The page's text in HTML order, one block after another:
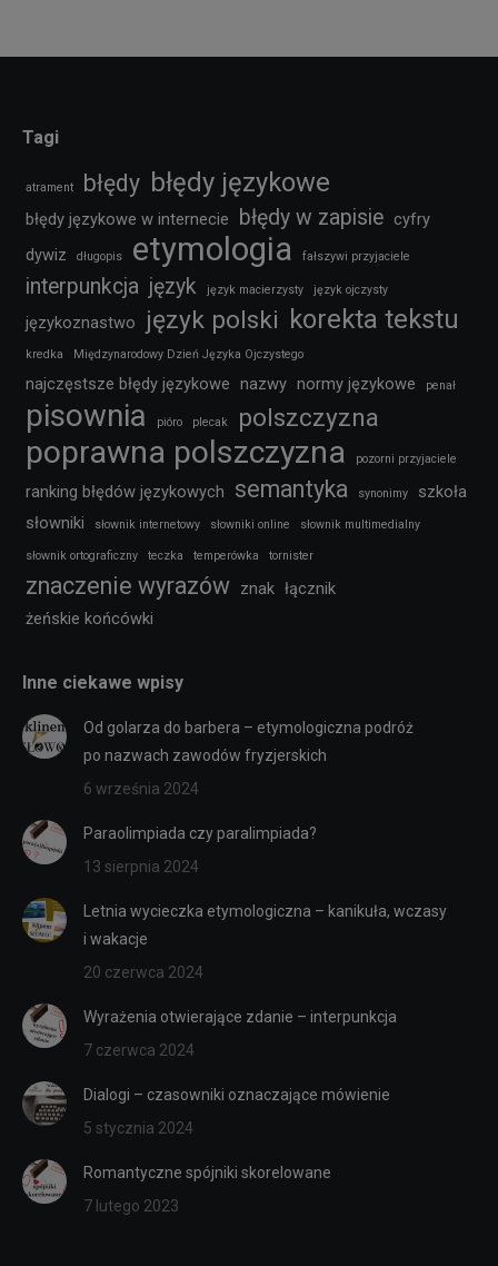
Tagi
atrament błędy błędy językowe
błędy językowe w internecie błędy w zapisie cyfry
dywiz
długopis etymologia fałszywi przyjaciele
interpunkcja język język macierzysty język ojczysty
językoznastwo język polski korekta tekstu
kredka Międzynarodowy Dzień Języka Ojczystego
najczęstsze błędy językowe nazwy normy językowe penał
pisownia pióro plecak polszczyzna
poprawna polszczyzna pozorni przyjaciele
ranking błędów językowych semantyka synonimy
szkoła
słowniki
słownik internetowy słowniki online słownik multimedialny
słownik ortograficzny teczka temperówka tornister
znaczenie wyrazów znak łącznik
żeńskie końcówki
Inne ciekawe wpisy
Od golarza do barbera – etymologiczna podróż
po nazwach zawodów fryzjerskich
6 września 2024
Paraolimpiada czy paralimpiada?
13 sierpnia 2024
Letnia wycieczka etymologiczna – kanikuła, wczasy
i wakacje
20 czerwca 2024
Wyrażenia otwierające zdanie – interpunkcja
7 czerwca 2024
Dialogi – czasowniki oznaczające mówienie
5 stycznia 2024
Romantyczne spójniki skorelowane
7 lutego 2023